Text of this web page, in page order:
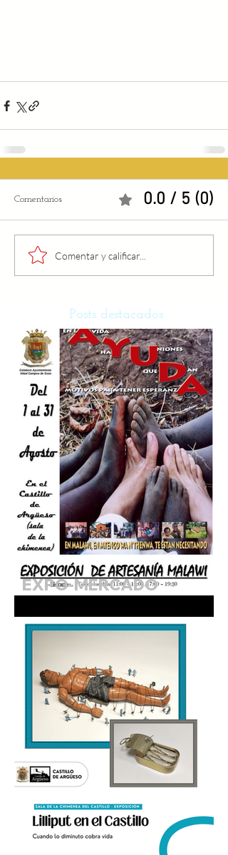
Comentarios 0.0 / 5 (0)
Comentar y calificar...
Posts destacados
EXPO-MERCADO
Agosto 2026 (Sala de la